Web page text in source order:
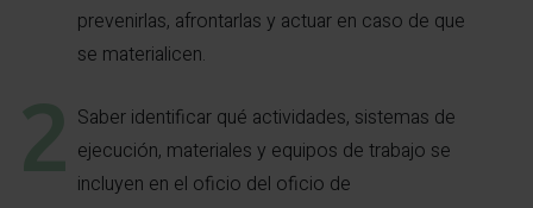
prevenirlas, afrontarlas y actuar en caso de que
se materialicen.
Saber identificar qué actividades, sistemas de
ejecución, materiales y equipos de trabajo se
incluyen en el oficio del oficio de